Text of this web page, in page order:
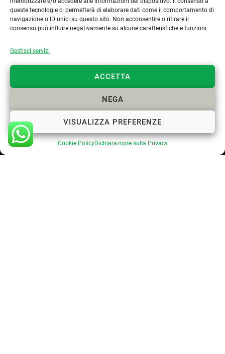
queste tecnologie ci permetterà di elaborare dati come il comportamento di
navigazione o ID unici su questo sito. Non acconsentire o ritirare il
consenso può influire negativamente su alcune caratteristiche e funzioni.
Gestisci servizi
ACCETTA
NEGA
VISUALIZZA PREFERENZE
Cookie PolicyDichiarazione sulla Privacy
Privacy Policy